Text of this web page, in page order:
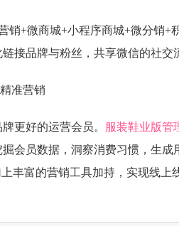
销+微商城+小程序商城+微分销+
接品牌与粉丝，共享微信的社交
准营销
更好的运营会员。 服装鞋业版管
会员数据，洞察消费习惯，生
丰富的营销工具加持，实现线上